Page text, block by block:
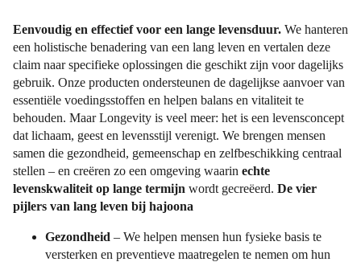
Eenvoudig en effectief voor een lange levensduur. We hanteren
een holistische benadering van een lang leven en vertalen deze
claim naar specifieke oplossingen die geschikt zijn voor dagelijks
gebruik. Onze producten ondersteunen de dagelijkse aanvoer van
essentiële voedingsstoffen en helpen balans en vitaliteit te
behouden. Maar Longevity is veel meer: het is een levensconcept
dat lichaam, geest en levensstijl verenigt. We brengen mensen
samen die gezondheid, gemeenschap en zelfbeschikking centraal
stellen – en creëren zo een omgeving waarin echte
levenskwaliteit op lange termijn wordt gecreëerd. De vier
pijlers van lang leven bij hajoona
Gezondheid – We helpen mensen hun fysieke basis te
versterken en preventieve maatregelen te nemen om hun